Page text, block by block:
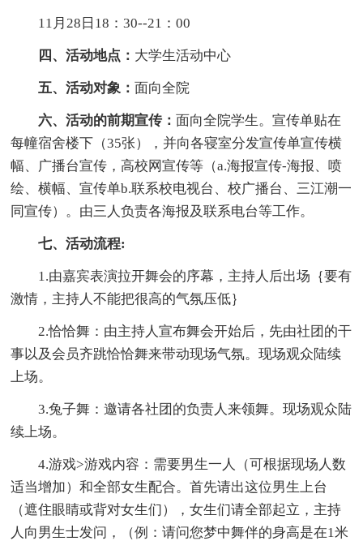
11月28日18：30--21：00
四、活动地点： 大学生活动中心
五、活动对象：面向全院
六、活动的前期宣传：面向全院学生。宣传单贴在
每幢宿舍楼下（35张），并向各寝室分发宣传单宣传横
幅、广播台宣传，高校网宣传等（a.海报宣传-海报、喷
绘、横幅、宣传单b.联系校电视台、校广播台、三江潮一
同宣传）。由三人负责各海报及联系电台等工作。
七、活动流程:
1.由嘉宾表演拉开舞会的序幕，主持人后出场｛要有
激情，主持人不能把很高的气氛压低｝
2.恰恰舞：由主持人宣布舞会开始后，先由社团的干
事以及会员齐跳恰恰舞来带动现场气氛。现场观众陆续
上场。
3.兔子舞：邀请各社团的负责人来领舞。现场观众陆
续上场。
4.游戏>游戏内容：需要男生一人（可根据现场人数
适当增加）和全部女生配合。首先请出这位男生上台
（遮住眼睛或背对女生们），女生们请全部起立，主持
人向男生士发问，（例：请问您梦中舞伴的身高是在1米